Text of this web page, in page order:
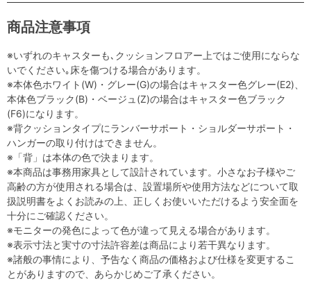
商品注意事項
※いずれのキャスターも､クッションフロアー上ではご使用にならな
いでください｡床を傷つける場合があります。
※本体色ホワイト(W)・グレー(G)の場合はキャスター色グレー(E2)、
本体色ブラック(B)・ベージュ(Z)の場合はキャスター色ブラック
(F6)になります。
※背クッションタイプにランバーサポート・ショルダーサポート・
ハンガーの取り付けはできません。
※「背」は本体の色で決まります。
※本商品は事務用家具として設計されています。小さなお子様やご
高齢の方が使用される場合は、設置場所や使用方法などについて取
扱説明書をよくお読みの上、正しくお使いいただけるよう安全面を
十分にご確認ください。
※モニターの発色によって色が違って見える場合があります。
※表示寸法と実寸の寸法許容差は商品により若干異なります。
※諸般の事情により、予告なく商品の価格および仕様を変更するこ
とがありますので、あらかじめご了承ください。